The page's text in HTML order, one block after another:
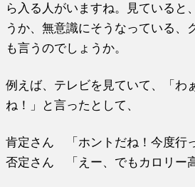
ら入る人がいますね。見ていると
うか、無意識にそうなっている、
も言うのでしょうか。
例えば、テレビを見ていて、「わ
ね！」と言ったとして、
肯定さん 「ホントだね！今度行
否定さん 「えー、でもカロリー